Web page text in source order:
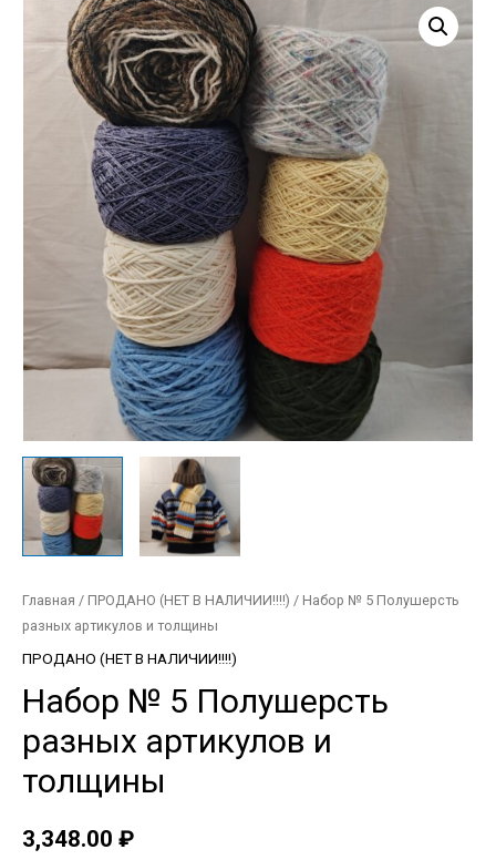
Главная / ПРОДАНО (НЕТ В НАЛИЧИИ!!!!) / Набор № 5 Полушерсть
разных артикулов и толщины
ПРОДАНО (НЕТ В НАЛИЧИИ!!!!)
Набор № 5 Полушерсть
разных артикулов и
толщины
3,348.00 ₽